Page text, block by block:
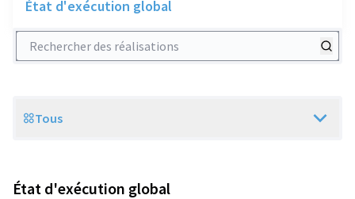
État d'exécution global
Rechercher des réalisations
Scope
Tous
État d'exécution global